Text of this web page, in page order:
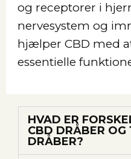
og receptorer i
nervesystem og
hjælper CBD med
essentielle
HVAD ER
CBD DRÅBER OG
DRÅBER?